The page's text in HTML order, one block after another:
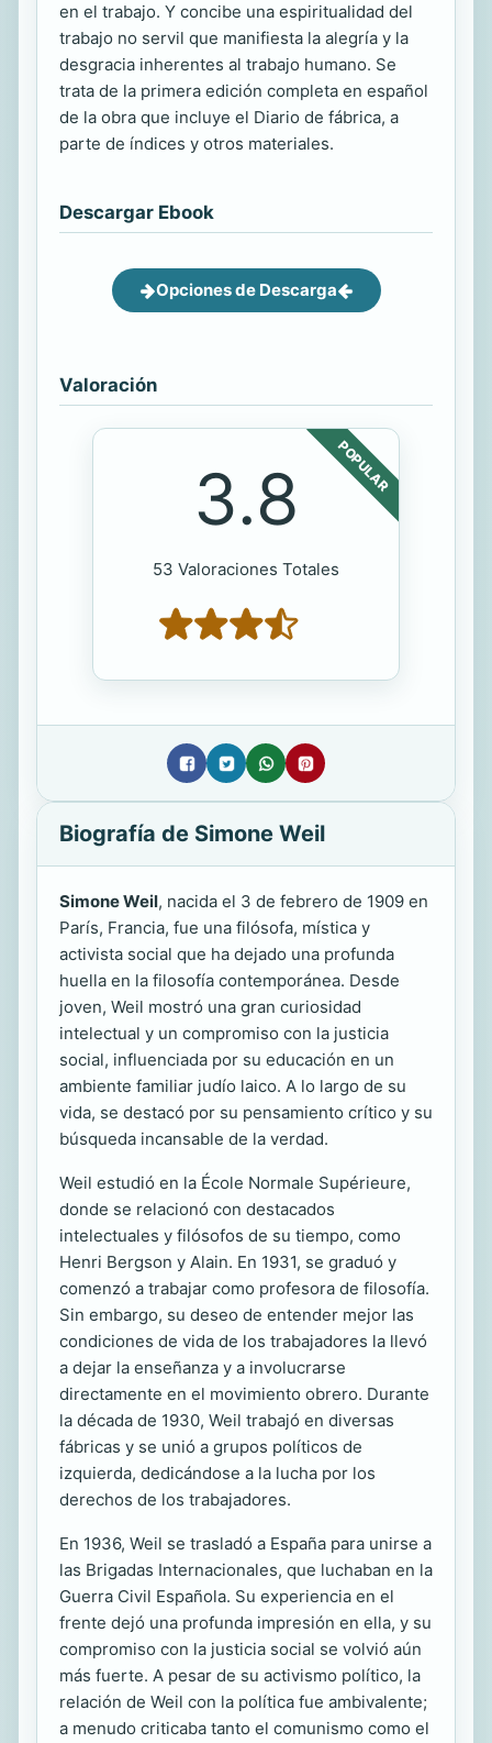
en el trabajo. Y concibe una espiritualidad del
trabajo no servil que manifiesta la alegría y la
desgracia inherentes al trabajo humano. Se
trata de la primera edición completa en español
de la obra que incluye el Diario de fábrica, a
parte de índices y otros materiales.
Descargar Ebook
Opciones de Descarga
Valoración
POPULAR
3.8
53 Valoraciones Totales
Biografía de Simone Weil
Simone Weil, nacida el 3 de febrero de 1909 en
París, Francia, fue una filósofa, mística y
activista social que ha dejado una profunda
huella en la filosofía contemporánea. Desde
joven, Weil mostró una gran curiosidad
intelectual y un compromiso con la justicia
social, influenciada por su educación en un
ambiente familiar judío laico. A lo largo de su
vida, se destacó por su pensamiento crítico y su
búsqueda incansable de la verdad.
Weil estudió en la École Normale Supérieure,
donde se relacionó con destacados
intelectuales y filósofos de su tiempo, como
Henri Bergson y Alain. En 1931, se graduó y
comenzó a trabajar como profesora de filosofía.
Sin embargo, su deseo de entender mejor las
condiciones de vida de los trabajadores la llevó
a dejar la enseñanza y a involucrarse
directamente en el movimiento obrero. Durante
la década de 1930, Weil trabajó en diversas
fábricas y se unió a grupos políticos de
izquierda, dedicándose a la lucha por los
derechos de los trabajadores.
En 1936, Weil se trasladó a España para unirse a
las Brigadas Internacionales, que luchaban en la
Guerra Civil Española. Su experiencia en el
frente dejó una profunda impresión en ella, y su
compromiso con la justicia social se volvió aún
más fuerte. A pesar de su activismo político, la
relación de Weil con la política fue ambivalente;
a menudo criticaba tanto el comunismo como el